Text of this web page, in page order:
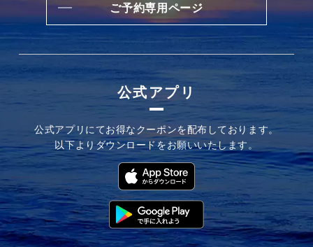
ご予約専用ページ
公式アプリ
公式アプリにてお得なクーポンを配布しております。
以下よりダウンロードをお願いいたします。